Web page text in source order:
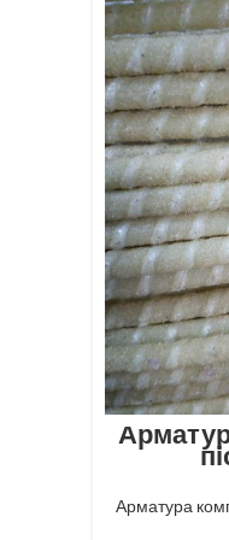
піском від
Арматура